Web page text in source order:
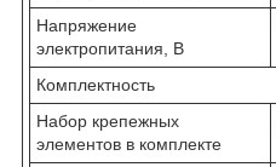
Напряжение
электропитания, В
Комплектность
Набор крепежных
элементов в комплекте